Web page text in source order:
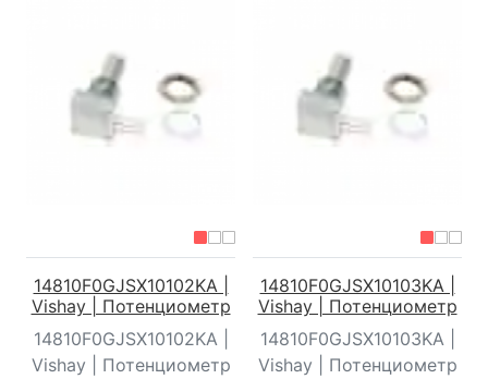
14810F0GJSX10102KA |
Vishay | Потенциометр
14810F0GJSX10102KA |
Vishay | Потенциометр
14810F0GJSX10103KA |
Vishay | Потенциометр
14810F0GJSX10103KA |
Vishay | Потенциометр